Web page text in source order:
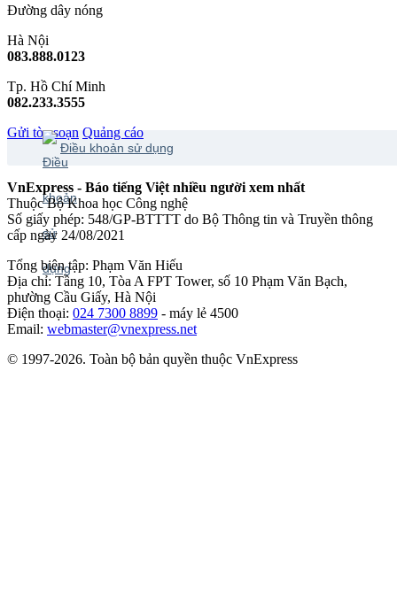
Đường dây nóng
Hà Nội
083.888.0123
Tp. Hồ Chí Minh
082.233.3555
Gửi tòa soạn Quảng cáo
Điều khoản sử dụng
VnExpress - Báo tiếng Việt nhiều người xem nhất
Thuộc Bộ Khoa học Công nghệ
Số giấy phép: 548/GP-BTTTT do Bộ Thông tin và Truyền thông
cấp ngày 24/08/2021
Tổng biên tập: Phạm Văn Hiếu
Địa chỉ: Tầng 10, Tòa A FPT Tower, số 10 Phạm Văn Bạch,
phường Cầu Giấy, Hà Nội
Điện thoại: 024 7300 8899 - máy lẻ 4500
Email: webmaster@vnexpress.net
© 1997-2026. Toàn bộ bản quyền thuộc VnExpress